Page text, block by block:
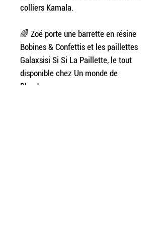
colliers Kamala.
🌈 Zoé porte une barrette en résine
Bobines & Confettis et les paillettes
Galaxsisi Si Si La Paillette, le tout
disponible chez Un monde de
Blonde.